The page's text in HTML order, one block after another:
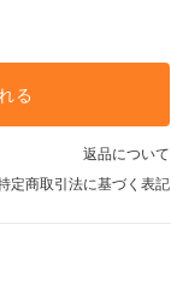
る
返品について
定商取引法に基づく表記